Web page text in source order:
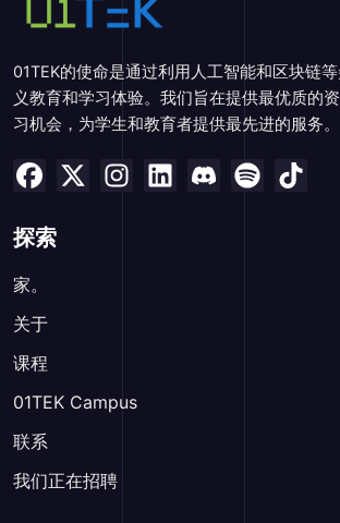
01TEK的使命是通过利用人工智能和区块链
义教育和学习体验。我们旨在提供最优质的
习机会，为学生和教育者提供最先进的服务。
探索
家。
关于
课程
01TEK Campus
联系
我们正在招聘